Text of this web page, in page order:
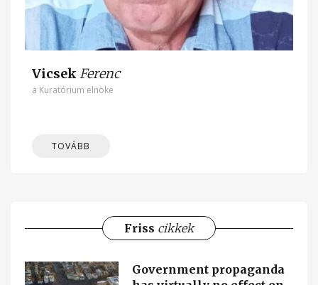
Vicsek Ferenc
a Kuratórium elnöke
TOVÁBB
Friss cikkek
Government propaganda